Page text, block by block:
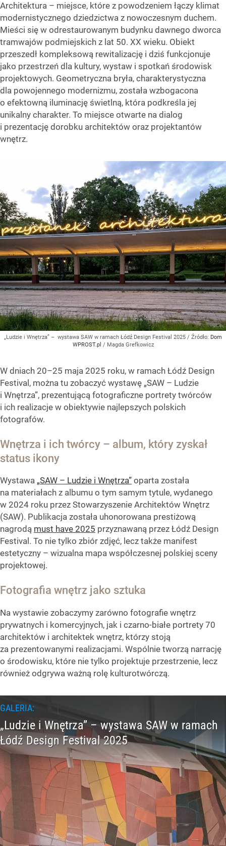
Architektura – miejsce, które z powodzeniem łączy klimat
modernistycznego dziedzictwa z nowoczesnym duchem.
Mieści się w odrestaurowanym budynku dawnego dworca
tramwajów podmiejskich z lat 50. XX wieku. Obiekt
przeszedł kompleksową rewitalizację i dziś funkcjonuje
jako przestrzeń dla kultury, wystaw i spotkań środowisk
projektowych. Geometryczna bryła, charakterystyczna
dla powojennego modernizmu, została wzbogacona
o efektowną iluminację świetlną, która podkreśla jej
unikalny charakter. To miejsce otwarte na dialog
i prezentację dorobku architektów oraz projektantów
wnętrz.
„Ludzie i Wnętrza” – wystawa SAW w ramach Łódź Design Festival 2025 / Źródło: Dom
WPROST.pl / Magda Grefkowicz
W dniach 20–25 maja 2025 roku, w ramach Łódź Design
Festival, można tu zobaczyć wystawę „SAW – Ludzie
i Wnętrza”, prezentującą fotograficzne portrety twórców
i ich realizacje w obiektywie najlepszych polskich
fotografów.
Wnętrza i ich twórcy – album, który zyskał
status ikony
Wystawa „SAW – Ludzie i Wnętrza” oparta została
na materiałach z albumu o tym samym tytule, wydanego
w 2024 roku przez Stowarzyszenie Architektów Wnętrz
(SAW). Publikacja została uhonorowana prestiżową
nagrodą must have 2025 przyznawaną przez Łódź Design
Festival. To nie tylko zbiór zdjęć, lecz także manifest
estetyczny – wizualna mapa współczesnej polskiej sceny
projektowej.
Fotografia wnętrz jako sztuka
Na wystawie zobaczymy zarówno fotografie wnętrz
prywatnych i komercyjnych, jak i czarno-białe portrety 70
architektów i architektek wnętrz, którzy stoją
za prezentowanymi realizacjami. Wspólnie tworzą narrację
o środowisku, które nie tylko projektuje przestrzenie, lecz
również odgrywa ważną rolę kulturotwórczą.